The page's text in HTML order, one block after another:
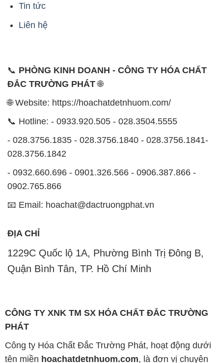
Tin tức
Liên hệ
📞 PHÒNG KINH DOANH - CÔNG TY HÓA CHẤT
ĐẮC TRƯỜNG PHÁT🌐
🌐 Website: https://hoachatdetnhuom.com/
📞 Hotline: - 0933.920.505 - 028.3504.5555
- 028.3756.1835 - 028.3756.1840 - 028.3756.1841-
028.3756.1842
- 0932.660.696 - 0901.326.566 - 0906.387.866 -
0902.765.866
📧 Email: hoachat@dactruongphat.vn
ĐỊA CHỈ
1229C Quốc lộ 1A, Phường Bình Trị Đông B,
Quận Bình Tân, TP. Hồ Chí Minh
CÔNG TY XNK TM SX HÓA CHẤT ĐẮC TRƯỜNG
PHÁT
Công ty Hóa Chất Đắc Trường Phát, hoạt động dưới
tên miền hoachatdetnhuom.com, là đơn vị chuyên